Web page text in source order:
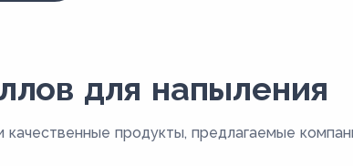
для напыления
продукты, предлагаемые